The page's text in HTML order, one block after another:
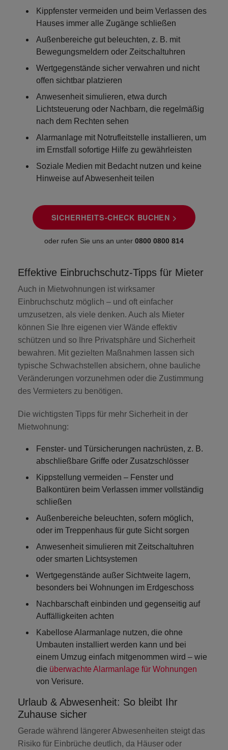
Kippfenster vermeiden und beim Verlassen des
Hauses immer alle Zugänge schließen
Außenbereiche gut beleuchten, z. B. mit
Bewegungsmeldern oder Zeitschaltuhren
Wertgegenstände sicher verwahren und nicht
offen sichtbar platzieren
Anwesenheit simulieren, etwa durch
Lichtsteuerung oder Nachbarn, die regelmäßig
nach dem Rechten sehen
Alarmanlage mit Notrufleitstelle installieren, um
im Ernstfall sofortige Hilfe zu gewährleisten
Soziale Medien mit Bedacht nutzen und keine
Hinweise auf Abwesenheit teilen
SICHERHEITS-CHECK BUCHEN >
oder rufen Sie uns an unter 0800 0800 814
Effektive Einbruchschutz-Tipps für Mieter
Auch in Mietwohnungen ist wirksamer
Einbruchschutz möglich – und oft einfacher
umzusetzen, als viele denken. Auch als Mieter
können Sie Ihre eigenen vier Wände effektiv
schützen und so Ihre Privatsphäre und Sicherheit
bewahren. Mit gezielten Maßnahmen lassen sich
typische Schwachstellen absichern, ohne bauliche
Veränderungen vorzunehmen oder die Zustimmung
des Vermieters zu benötigen.
Die wichtigsten Tipps für mehr Sicherheit in der
Mietwohnung:
Fenster- und Türsicherungen nachrüsten, z. B.
abschließbare Griffe oder Zusatzschlösser
Kippstellung vermeiden – Fenster und
Balkontüren beim Verlassen immer vollständig
schließen
Außenbereiche beleuchten, sofern möglich,
oder im Treppenhaus für gute Sicht sorgen
Anwesenheit simulieren mit Zeitschaltuhren
oder smarten Lichtsystemen
Wertgegenstände außer Sichtweite lagern,
besonders bei Wohnungen im Erdgeschoss
Nachbarschaft einbinden und gegenseitig auf
Auffälligkeiten achten
Kabellose Alarmanlage nutzen, die ohne
Umbauten installiert werden kann und bei
einem Umzug einfach mitgenommen wird – wie
die überwachte Alarmanlage für Wohnungen
von Verisure.
Urlaub & Abwesenheit: So bleibt Ihr
Zuhause sicher
Gerade während längerer Abwesenheiten steigt das
Risiko für Einbrüche deutlich, da Häuser oder